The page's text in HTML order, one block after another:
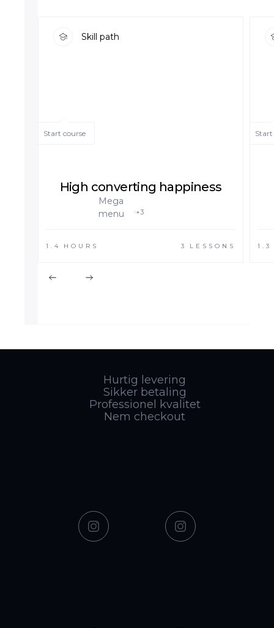
Skill path
Start course
High converting happiness
Mega
menu
+3
1.4 HOURS 3 LESSONS
Start
1.3
Hurtig levering
Sikker betaling
Professionel kvalitet
Nem checkout